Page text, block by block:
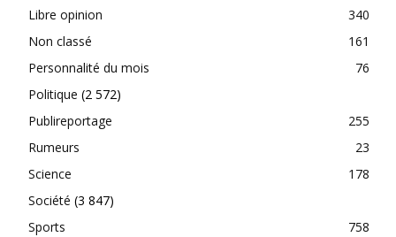
Libre opinion
340
Non classé
161
Personnalité du mois
76
Politique (2 572)
Publireportage
255
Rumeurs
23
Science
178
Société (3 847)
Sports
758